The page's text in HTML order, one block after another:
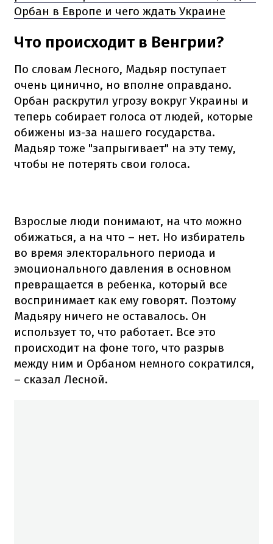
Орбан в Европе и чего ждать Украине
Что происходит в Венгрии?
По словам Лесного, Мадьяр поступает
очень цинично, но вполне оправдано.
Орбан раскрутил угрозу вокруг Украины и
теперь собирает голоса от людей, которые
обижены из-за нашего государства.
Мадьяр тоже "запрыгивает" на эту тему,
чтобы не потерять свои голоса.
Взрослые люди понимают, на что можно
обижаться, а на что – нет. Но избиратель
во время электорального периода и
эмоционального давления в основном
превращается в ребенка, который все
воспринимает как ему говорят. Поэтому
Мадьяру ничего не оставалось. Он
использует то, что работает. Все это
происходит на фоне того, что разрыв
между ним и Орбаном немного сократился,
– сказал Лесной.